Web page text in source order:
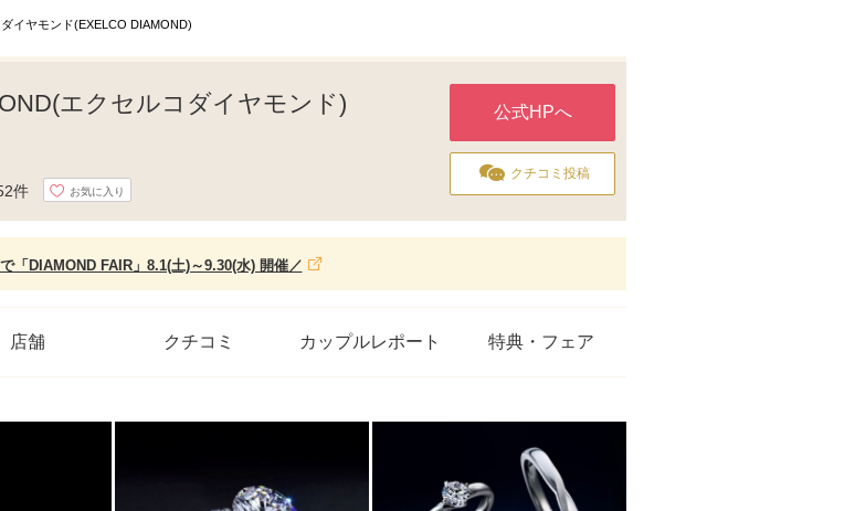
イヤモンド(EXELCO DIAMOND)
エクセルコダイヤモンド)
件 お気に入り
公式HPへ
クチコミ投稿
「DIAMOND FAIR」8.1(土)～9.30(水) 開催／
店舗 クチコミ カップルレポート 特典・フェア